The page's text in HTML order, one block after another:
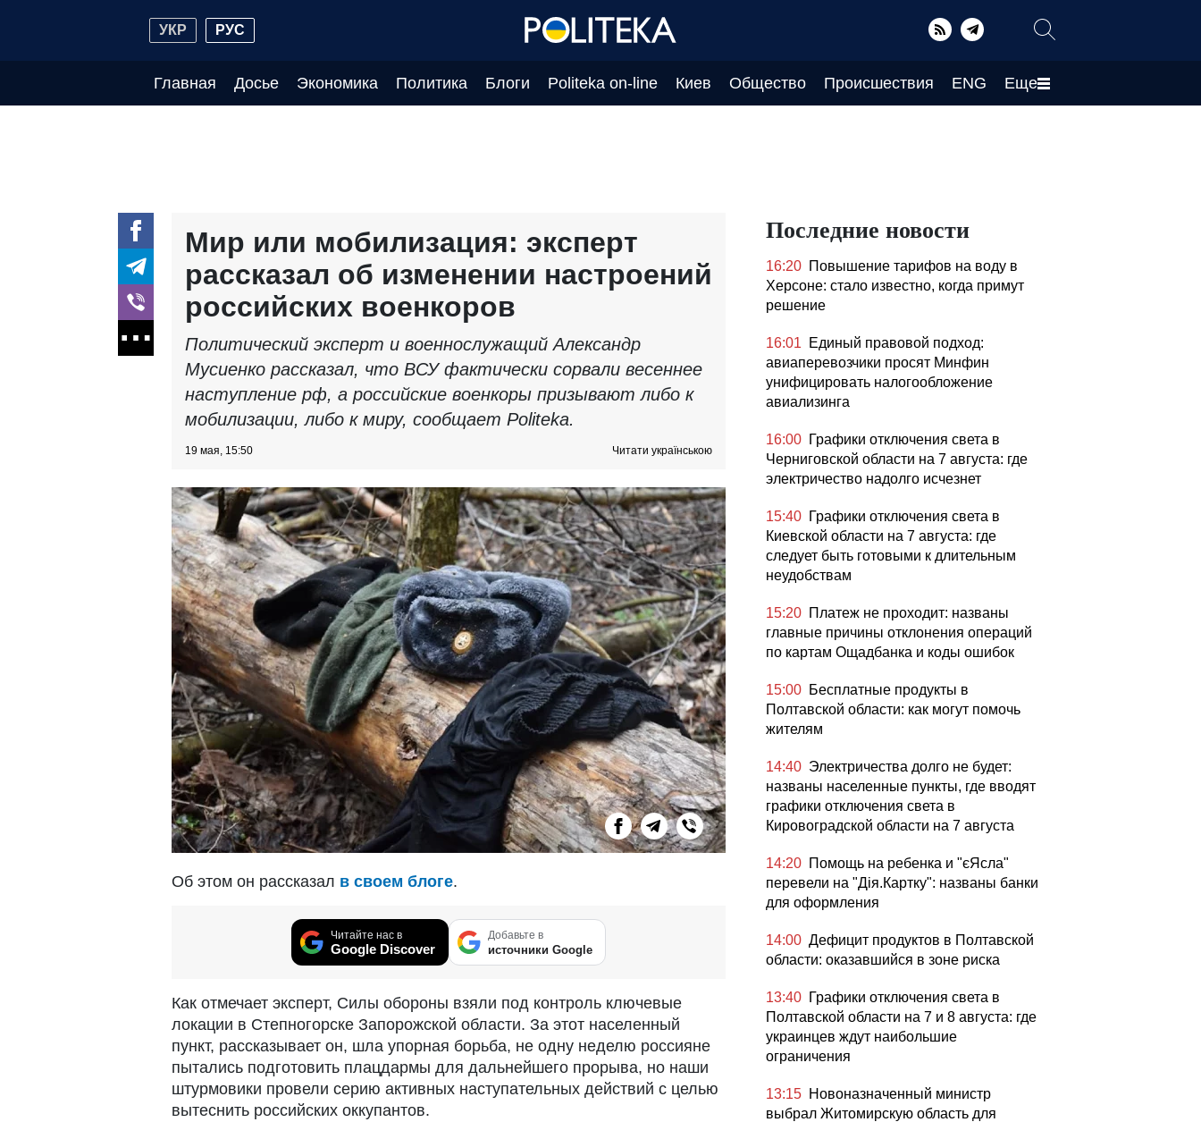
УКР РУС
Главная Досье Экономика Политика Блоги Politeka on-line Киев Общество Происшествия ENG Еще
Мир или мобилизация: эксперт
рассказал об изменении настроений
российских военкоров
Политический эксперт и военнослужащий Александр
Мусиенко рассказал, что ВСУ фактически сорвали весеннее
наступление рф, а российские военкоры призывают либо к
мобилизации, либо к миру, сообщает Politeka.
19 мая, 15:50 Читати українською
Об этом он рассказал в своем блоге.
Читайте нас в
Google Discover
Добавьте в
источники Google
Как отмечает эксперт, Силы обороны взяли под контроль ключевые
локации в Степногорске Запорожской области. За этот населенный
пункт, рассказывает он, шла упорная борьба, не одну неделю россияне
пытались подготовить плацдармы для дальнейшего прорыва, но наши
штурмовики провели серию активных наступательных действий с целью
вытеснить российских оккупантов.
Последние новости
16:20 Повышение тарифов на воду в
Херсоне: стало известно, когда примут
решение
16:01
Единый правовой подход:
авиаперевозчики просят Минфин
унифицировать налогообложение
авиализинга
16:00 Графики отключения света в
Черниговской области на 7 августа: где
электричество надолго исчезнет
15:40 Графики отключения света в
Киевской области на 7 августа: где
следует быть готовыми к длительным
неудобствам
15:20 Платеж не проходит: названы
главные причины отклонения операций
по картам Ощадбанка и коды ошибок
15:00 Бесплатные продукты в
Полтавской области: как могут помочь
жителям
14:40 Электричества долго не будет:
названы населенные пункты, где вводят
графики отключения света в
Кировоградской области на 7 августа
14:20 Помощь на ребенка и "єЯсла"
перевели на "Дія.Картку": названы банки
для оформления
14:00 Дефицит продуктов в Полтавской
области: оказавшийся в зоне риска
13:40 Графики отключения света в
Полтавской области на 7 и 8 августа: где
украинцев ждут наибольшие
ограничения
13:15 Новоназначенный министр
выбрал Житомирскую область для